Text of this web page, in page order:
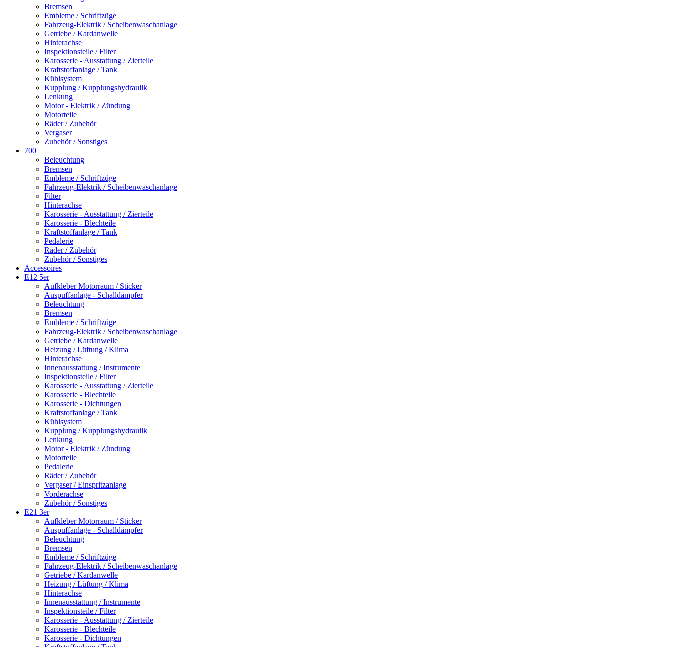
Bremsen
Embleme / Schriftzüge
Fahrzeug-Elektrik / Scheibenwaschanlage
Getriebe / Kardanwelle
Hinterachse
Inspektionsteile / Filter
Karosserie - Ausstattung / Zierteile
Kraftstoffanlage / Tank
Kühlsystem
Kupplung / Kupplungshydraulik
Lenkung
Motor - Elektrik / Zündung
Motorteile
Räder / Zubehör
Vergaser
Zubehör / Sonstiges
700
Beleuchtung
Bremsen
Embleme / Schriftzüge
Fahrzeug-Elektrik / Scheibenwaschanlage
Filter
Hinterachse
Karosserie - Ausstattung / Zierteile
Karosserie - Blechteile
Kraftstoffanlage / Tank
Pedalerie
Räder / Zubehör
Zubehör / Sonstiges
Accessoires
E12 5er
Aufkleber Motorraum / Sticker
Auspuffanlage - Schalldämpfer
Beleuchtung
Bremsen
Embleme / Schriftzüge
Fahrzeug-Elektrik / Scheibenwaschanlage
Getriebe / Kardanwelle
Heizung / Lüftung / Klima
Hinterachse
Innenausstattung / Instrumente
Inspektionsteile / Filter
Karosserie - Ausstattung / Zierteile
Karosserie - Blechteile
Karosserie - Dichtungen
Kraftstoffanlage / Tank
Kühlsystem
Kupplung / Kupplungshydraulik
Lenkung
Motor - Elektrik / Zündung
Motorteile
Pedalerie
Räder / Zubehör
Vergaser / Einspritzanlage
Vorderachse
Zubehör / Sonstiges
E21 3er
Aufkleber Motorraum / Sticker
Auspuffanlage - Schalldämpfer
Beleuchtung
Bremsen
Embleme / Schriftzüge
Fahrzeug-Elektrik / Scheibenwaschanlage
Getriebe / Kardanwelle
Heizung / Lüftung / Klima
Hinterachse
Innenausstattung / Instrumente
Inspektionsteile / Filter
Karosserie - Ausstattung / Zierteile
Karosserie - Blechteile
Karosserie - Dichtungen